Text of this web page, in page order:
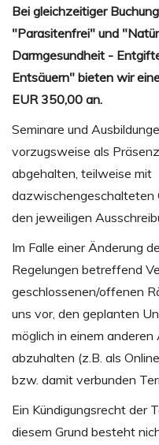
Bei gleichzeitiger
"Parasitenfrei" und
Darmgesundheit -
Entsäuern" bieten wir
EUR 350,00 an.
Seminare und
vorzugsweise als
abgehalten, teilweise mit
dazwischengeschalteten
den jeweiligen
Im Falle einer Änderung
Regelungen betreffend
geschlossenen/offenen
uns vor, den geplanten
möglich in einem
abzuhalten (z.B. als
bzw. damit verbunden
Ein Kündigungsrecht der
diesem Grund besteht